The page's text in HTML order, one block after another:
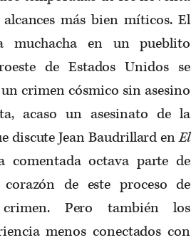
más bien míticos. El
muchacha en un pueblito
de Estados Unidos se
crimen cósmico sin asesino
acaso un asesinato de la
discute Jean Baudrillard enEl
comentada octava parte de
de este proceso de
Pero también los
menos conectados con